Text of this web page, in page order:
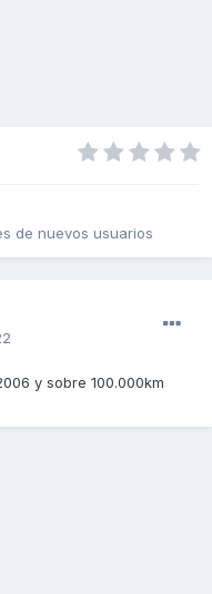
de nuevos usuarios
y sobre 100.000km